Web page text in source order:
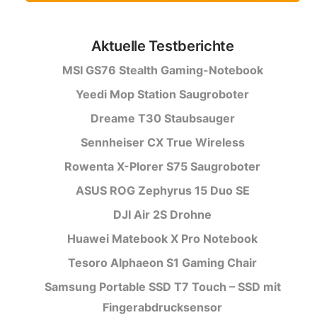
Aktuelle Testberichte
MSI GS76 Stealth Gaming-Notebook
Yeedi Mop Station Saugroboter
Dreame T30 Staubsauger
Sennheiser CX True Wireless
Rowenta X-Plorer S75 Saugroboter
ASUS ROG Zephyrus 15 Duo SE
DJI Air 2S Drohne
Huawei Matebook X Pro Notebook
Tesoro Alphaeon S1 Gaming Chair
Samsung Portable SSD T7 Touch – SSD mit
Fingerabdrucksensor